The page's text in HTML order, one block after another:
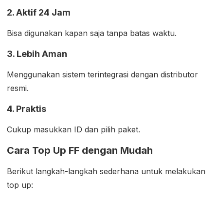
2. Aktif 24 Jam
Bisa digunakan kapan saja tanpa batas waktu.
3. Lebih Aman
Menggunakan sistem terintegrasi dengan distributor
resmi.
4. Praktis
Cukup masukkan ID dan pilih paket.
Cara Top Up FF dengan Mudah
Berikut langkah-langkah sederhana untuk melakukan
top up: